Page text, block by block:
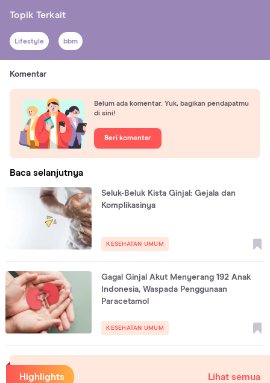
Topik Terkait
Lifestyle bbm
Komentar
Belum ada komentar. Yuk, bagikan pendapatmu
di sini!
Beri komentar
Baca selanjutnya
Seluk-Beluk Kista Ginjal: Gejala dan
Komplikasinya
KESEHATAN UMUM
Gagal Ginjal Akut Menyerang 192 Anak
Indonesia, Waspada Penggunaan
Paracetamol
KESEHATAN UMUM
Highlights Lihat semua